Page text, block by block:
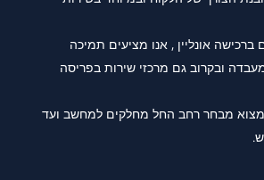
אונליין , אנו מציעים תמיכה
ובקרוב גם מרכזי שירות בפריסה
מבחר רחב החל מחלקים למחשב ועד